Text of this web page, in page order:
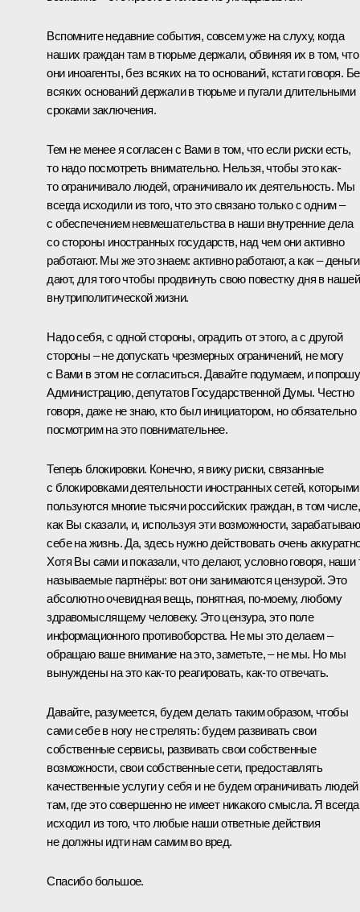
Вспомните недавние события, совсем уже на слуху, когда
наших граждан там в тюрьме держали, обвиняя их в том, что
они иноагенты, без всяких на то оснований, кстати говоря.
всяких оснований держали в тюрьме и пугали длительными
сроками заключения.
Тем не менее я согласен с Вами в том, что если риски есть,
то надо посмотреть внимательно. Нельзя, чтобы это как-
то ограничивало людей, ограничивало их деятельность. Мы
всегда исходили из того, что это связано только с одним –
с обеспечением невмешательства в наши внутренние дела
со стороны иностранных государств, над чем они активно
работают. Мы же это знаем: активно работают, а как – деньги
дают, для того чтобы продвинуть свою повестку дня в нашей
внутриполитической жизни.
Надо себя, с одной стороны, оградить от этого, а с другой
стороны – не допускать чрезмерных ограничений, не могу
с Вами в этом не согласиться. Давайте подумаем, и попрошу
Администрацию, депутатов Государственной Думы. Честно
говоря, даже не знаю, кто был инициатором, но обязательно
посмотрим на это повнимательнее.
Теперь блокировки. Конечно, я вижу риски, связанные
с блокировками деятельности иностранных сетей, которыми
пользуются многие тысячи российских граждан, в том числе,
как Вы сказали, и, используя эти возможности,
себе на жизнь. Да, здесь нужно действовать очень
Хотя Вы сами и показали, что делают, условно говоря, наши
называемые партнёры: вот они занимаются цензурой. Это
абсолютно очевидная вещь, понятная, по-моему, любому
здравомыслящему человеку. Это цензура, это поле
информационного противоборства. Не мы это делаем –
обращаю ваше внимание на это, заметьте, – не мы. Но мы
вынуждены на это как-то реагировать, как-то отвечать.
Давайте, разумеется, будем делать таким образом, чтобы
сами себе в ногу не стрелять: будем развивать свои
собственные сервисы, развивать свои собственные
возможности, свои собственные сети, предоставлять
качественные услуги у себя и не будем ограничивать людей
там, где это совершенно не имеет никакого смысла. Я всегда
исходил из того, что любые наши ответные действия
не должны идти нам самим во вред.
Спасибо большое.